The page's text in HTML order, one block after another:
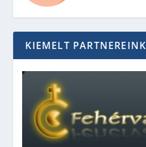
KIEMELT PARTNEREINK